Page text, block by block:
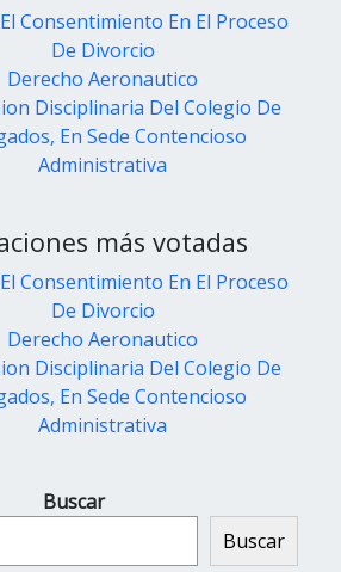
Consentimiento En El Proceso
De Divorcio
Derecho Aeronautico
Disciplinaria Del Colegio De
En Sede Contencioso
Administrativa
más votadas
Consentimiento En El Proceso
De Divorcio
Derecho Aeronautico
Disciplinaria Del Colegio De
En Sede Contencioso
Administrativa
Buscar
Buscar